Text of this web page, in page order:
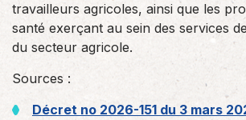
travailleurs agricoles, ainsi que les
santé exerçant au sein des services
du secteur agricole.
Sources :
Décret no 2026-151 du 3 mars